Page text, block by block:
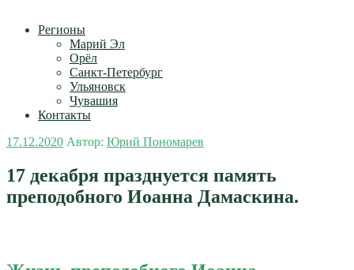
Регионы
Марий Эл
Орёл
Санкт-Петербург
Ульяновск
Чувашия
Контакты
Опубликовано
17.12.2020 Автор: Юрий Пономарев
17 декабря празднуется память
преподобного Иоанна Дамаскина.